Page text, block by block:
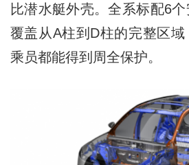
比潜水艇外壳。全系标配6
覆盖从A柱到D柱的完整区
乘员都能得到周全保护。